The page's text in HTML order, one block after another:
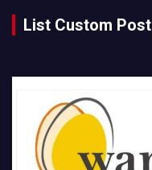
List Custom Post